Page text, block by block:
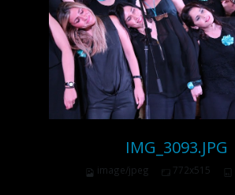
IMG_3093.JPG
image/jpeg 772x515